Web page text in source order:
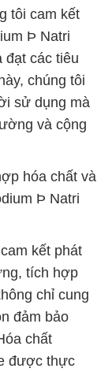
tôi cam kết
Þ Natri
đạt các tiêu
chúng tôi
sử dụng mà
và cộng
hóa chất và
Þ Natri
kết phát
tích hợp
chỉ cung
đảm bảo
chất
được thực